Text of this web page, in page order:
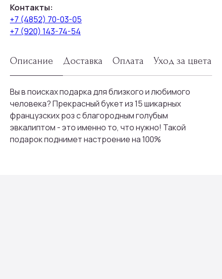
Контакты:
+7 (4852) 70-03-05
+7 (920) 143-74-54
Описание Доставка Оплата Уход за
Вы в поисках подарка для близкого и любимого
человека? Прекрасный букет из 15 шикарных
французских роз с благородным голубым
эвкалиптом - это именно то, что нужно! Такой
подарок поднимет настроение на 100%
Присоединяйтесь к
бонусной программе
И получайте кэшбек с каждой